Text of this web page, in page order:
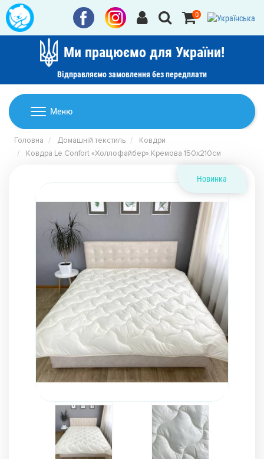
Ми працюємо для України!
Відправляємо замовлення без передплати
0
Меню
Домашній текстиль
Ковдри
Подушки
Пледи
Покривала
Рушники
Наматрацники
Комплекти з ковдр, подушок і постільної білизни
Дитячі товари
Товари для дому
Машинки для стрижки та гоління
Акції
Головна Домашній текстиль
Ковдри
Ковдра Le Confort «Холлофайбер» Кремова 150х210см
Новинка